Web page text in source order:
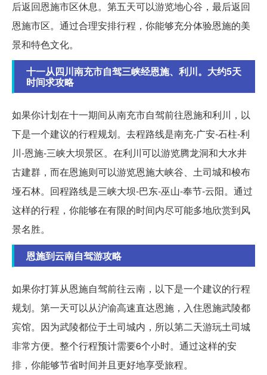
后返回恩施市区休息。第五天可以游览地心谷，最后返回
恩施市区。通过合理安排行程，你能够充分体验恩施的美
景和特色文化。
十一从四川南充市自驾三峡经恩施、利川。大约5天
时间求攻略
如果你计划在十一期间从南充市自驾前往恩施和利川，以
下是一个建议的行程规划。去程路线是南充-广安-石柱-利
川-恩施-三峡大坝景区。在利川可以游览腾龙洞和大水井
古建群，而在恩施则可以游览恩施大峡谷、土司城和梭布
垭石林。回程路线是三峡大坝-巴东-巫山-奉节-云阳。通过
这样的行程，你能够在有限的时间内尽可能多地欣赏到风
景名胜。
恩施到云南自驾游攻略
如果你打算从恩施自驾前往云南，以下是一个建议的行程
规划。第一天可以从沪渝高速直达恩施，入住恩施武陵都
宾馆。因为武陵都位于土司城内，所以第二天游玩土司城
非常方便。整个行程预计需要6个小时。通过这样的安
排，你能够节省时间并且更好地享受旅程。